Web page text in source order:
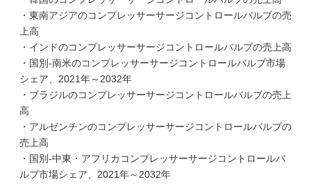
・東南アジアのコンプレッサーサージコントロールバルブの売
上高
・インドのコンプレッサーサージコントロールバルブの売上高
・国別-南米のコンプレッサーサージコントロールバルブ市場
シェア、2021年～2032年
・ブラジルのコンプレッサーサージコントロールバルブの売上
高
・アルゼンチンのコンプレッサーサージコントロールバルブの
売上高
・国別-中東・アフリカコンプレッサーサージコントロールバ
ルブ市場シェア、2021年～2032年